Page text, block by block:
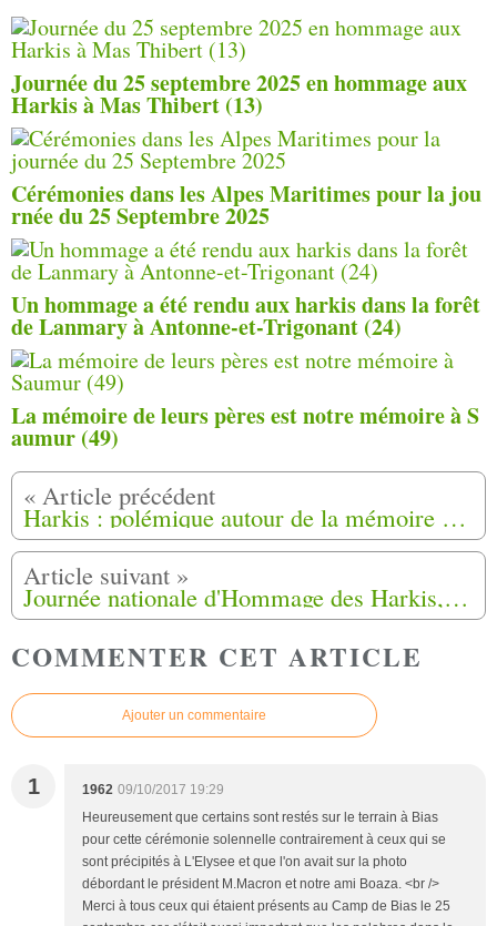
Journée du 25 septembre 2025 en hommage aux
Harkis à Mas Thibert (13)
Cérémonies dans les Alpes Maritimes pour la jou
rnée du 25 Septembre 2025
Un hommage a été rendu aux harkis dans la forêt
de Lanmary à Antonne-et-Trigonant (24)
La mémoire de leurs pères est notre mémoire à S
aumur (49)
Harkis : polémique autour de la mémoire à Graulhet (81)
Journée nationale d'Hommage des Harkis, et membres des formations supplétives à Toulouse (31)
COMMENTER CET ARTICLE
Ajouter un commentaire
1 1962 09/10/2017 19:29
Heureusement que certains sont restés sur le terrain à Bias
pour cette cérémonie solennelle contrairement à ceux qui se
sont précipités à L'Elysee et que l'on avait sur la photo
débordant le président M.Macron et notre ami Boaza. <br />
Merci à tous ceux qui étaient présents au Camp de Bias le 25